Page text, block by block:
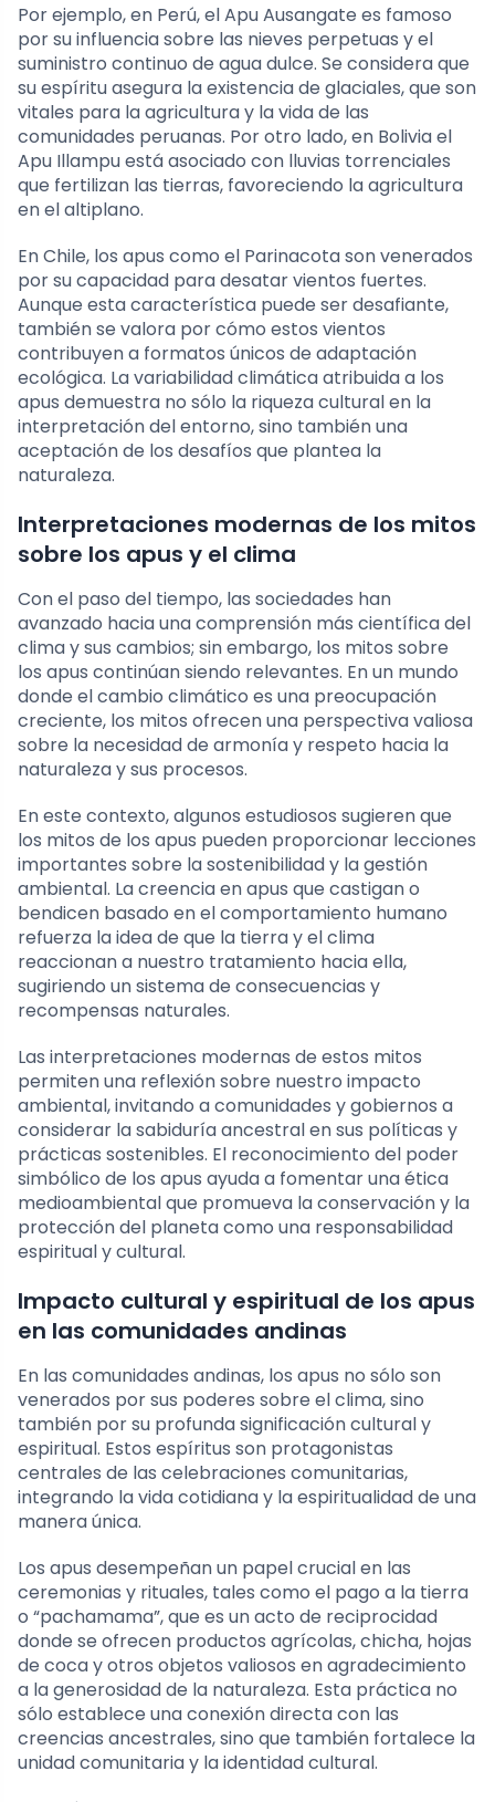
Por ejemplo, en Perú, el Apu Ausangate es famoso
por su influencia sobre las nieves perpetuas y el
suministro continuo de agua dulce. Se considera que
su espíritu asegura la existencia de glaciales, que son
vitales para la agricultura y la vida de las
comunidades peruanas. Por otro lado, en Bolivia el
Apu Illampu está asociado con lluvias torrenciales
que fertilizan las tierras, favoreciendo la agricultura
en el altiplano.
En Chile, los apus como el Parinacota son venerados
por su capacidad para desatar vientos fuertes.
Aunque esta característica puede ser desafiante,
también se valora por cómo estos vientos
contribuyen a formatos únicos de adaptación
ecológica. La variabilidad climática atribuida a los
apus demuestra no sólo la riqueza cultural en la
interpretación del entorno, sino también una
aceptación de los desafíos que plantea la
naturaleza.
Interpretaciones modernas de los mitos
sobre los apus y el clima
Con el paso del tiempo, las sociedades han
avanzado hacia una comprensión más científica del
clima y sus cambios; sin embargo, los mitos sobre
los apus continúan siendo relevantes. En un mundo
donde el cambio climático es una preocupación
creciente, los mitos ofrecen una perspectiva valiosa
sobre la necesidad de armonía y respeto hacia la
naturaleza y sus procesos.
En este contexto, algunos estudiosos sugieren que
los mitos de los apus pueden proporcionar lecciones
importantes sobre la sostenibilidad y la gestión
ambiental. La creencia en apus que castigan o
bendicen basado en el comportamiento humano
refuerza la idea de que la tierra y el clima
reaccionan a nuestro tratamiento hacia ella,
sugiriendo un sistema de consecuencias y
recompensas naturales.
Las interpretaciones modernas de estos mitos
permiten una reflexión sobre nuestro impacto
ambiental, invitando a comunidades y gobiernos a
considerar la sabiduría ancestral en sus políticas y
prácticas sostenibles. El reconocimiento del poder
simbólico de los apus ayuda a fomentar una ética
medioambiental que promueva la conservación y la
protección del planeta como una responsabilidad
espiritual y cultural.
Impacto cultural y espiritual de los apus
en las comunidades andinas
En las comunidades andinas, los apus no sólo son
venerados por sus poderes sobre el clima, sino
también por su profunda significación cultural y
espiritual. Estos espíritus son protagonistas
centrales de las celebraciones comunitarias,
integrando la vida cotidiana y la espiritualidad de una
manera única.
Los apus desempeñan un papel crucial en las
ceremonias y rituales, tales como el pago a la tierra
o “pachamama”, que es un acto de reciprocidad
donde se ofrecen productos agrícolas, chicha, hojas
de coca y otros objetos valiosos en agradecimiento
a la generosidad de la naturaleza. Esta práctica no
sólo establece una conexión directa con las
creencias ancestrales, sino que también fortalece la
unidad comunitaria y la identidad cultural.